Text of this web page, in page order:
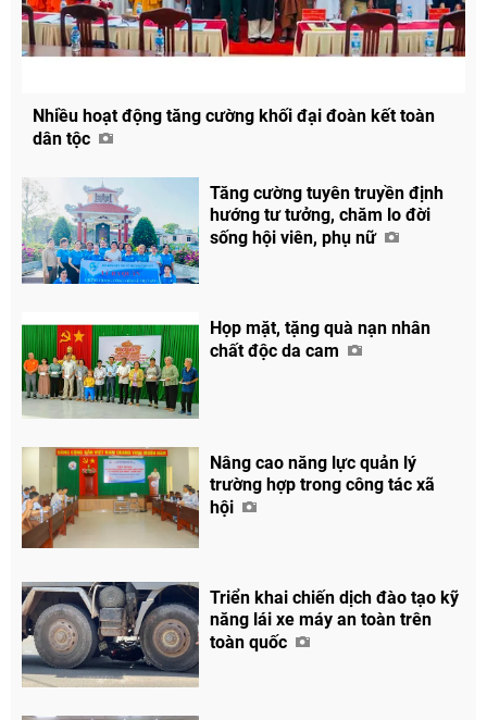
Facebook
Nhiều hoạt động tăng cường khối đại đoàn kết toàn
dân tộc
Tăng cường tuyên truyền định
hướng tư tưởng, chăm lo đời
sống hội viên, phụ nữ
Họp mặt, tặng quà nạn nhân
chất độc da cam
Nâng cao năng lực quản lý
trường hợp trong công tác xã
hội
Triển khai chiến dịch đào tạo kỹ
năng lái xe máy an toàn trên
toàn quốc